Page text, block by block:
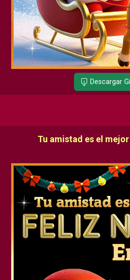
Descargar
Tu amistad es el